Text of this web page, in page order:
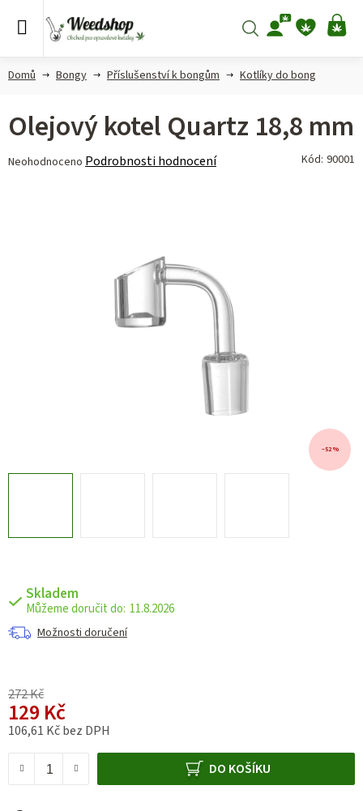
Hledat
Domů Bongy Příslušenství k bongům Kotlíky do bong
Skladem
11.8.2026
Možnosti doručení
272 Kč
129 Kč
106,61 Kč bez DPH
DO KOŠÍKU
Olejový kotel Quartz 18,8 mm
Průměrné
Neohodnoceno Podrobnosti hodnocení Kód: 90001
–52 %